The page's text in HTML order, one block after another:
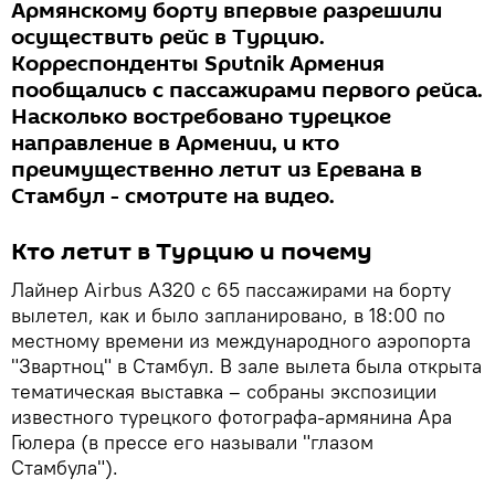
Армянскому борту впервые разрешили
осуществить рейс в Турцию.
Корреспонденты Sputnik Армения
пообщались с пассажирами первого рейса.
Насколько востребовано турецкое
направление в Армении, и кто
преимущественно летит из Еревана в
Стамбул - смотрите на видео.
Кто летит в Турцию и почему
Лайнер Airbus A320 с 65 пассажирами на борту
вылетел, как и было запланировано, в 18:00 по
местному времени из международного аэропорта
"Звартноц" в Стамбул. В зале вылета была открыта
тематическая выставка – собраны экспозиции
известного турецкого фотографа-армянина Ара
Гюлера (в прессе его называли "глазом
Стамбула").